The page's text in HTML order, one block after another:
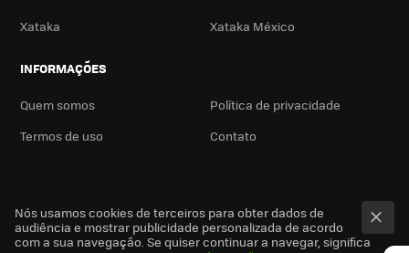
Xataka Xataka México
INFORMAÇÕES
Quem somos
Política de privacidade
Termos de uso
Contato
Nós usamos cookies de terceiros para obter dados de
audiência e mostrar publicidade personalizada de acordo
com a sua navegação. Se quiser continuar a navegar, significa